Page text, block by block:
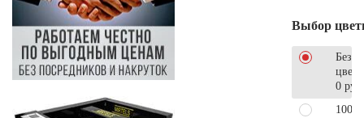
Выбор
Без
0 руб.
100